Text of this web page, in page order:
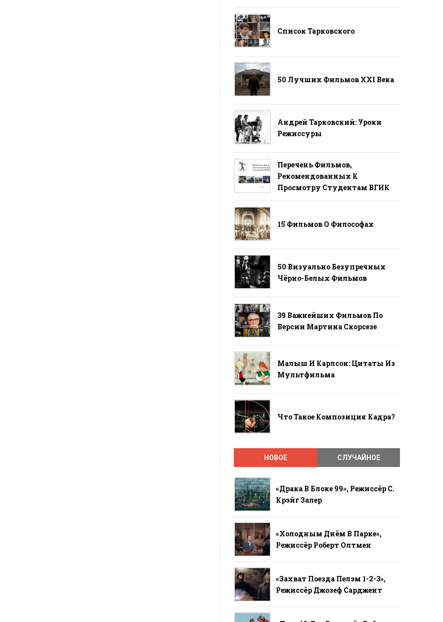
Список Тарковского
50 Лучших Фильмов ХХI Века
Андрей Тарковский: Уроки
Режиссуры
Перечень Фильмов,
Рекомендованных К
Просмотру Студентам ВГИК
15 Фильмов О Философах
50 Визуально Безупречных
Чёрно-Белых Фильмов
39 Важнейших Фильмов По
Версии Мартина Скорсезе
Малыш И Карлсон: Цитаты Из
Мультфильма
Что Такое Композиция Кадра?
НОВОЕ СЛУЧАЙНОЕ
«Драка В Блоке 99», Режиссёр С.
Крэйг Залер
«Холодным Днём В Парке»,
Режиссёр Роберт Олтмен
«Захват Поезда Пелэм 1-2-3»,
Режиссёр Джозеф Сарджент